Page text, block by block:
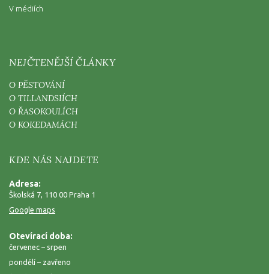
V médiích
NEJČTENĚJŠÍ ČLÁNKY
O PĚSTOVÁNÍ
O TILLANDSIÍCH
O ŘASOKOULÍCH
O KOKEDAMÁCH
KDE NÁS NAJDETE
Adresa:
Školská 7, 110 00 Praha 1
Google maps
Otevírací doba:
červenec – srpen
pondělí – zavřeno